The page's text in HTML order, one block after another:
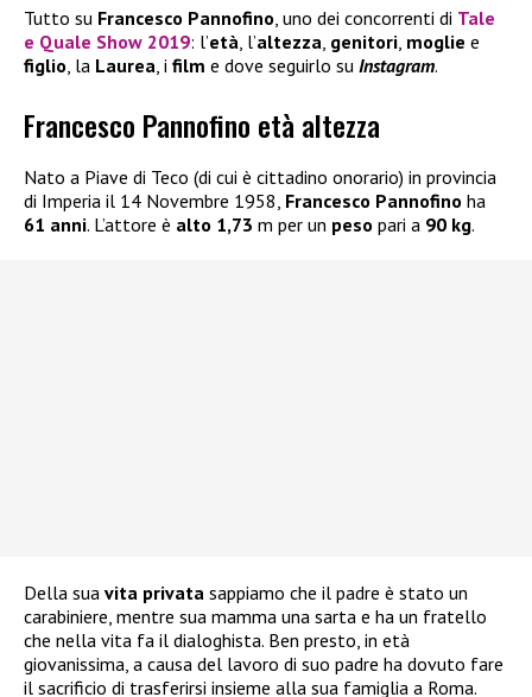
Tutto su Francesco Pannofino, uno dei concorrenti di Tale
e Quale Show 2019: l’età, l’altezza, genitori, moglie e
figlio, la Laurea, i film e dove seguirlo su Instagram.
Francesco Pannofino età altezza
Nato a Piave di Teco (di cui è cittadino onorario) in provincia
di Imperia il 14 Novembre 1958, Francesco Pannofino ha
61 anni. L’attore è alto 1,73 m per un peso pari a 90 kg.
Della sua vita privata sappiamo che il padre è stato un
carabiniere, mentre sua mamma una sarta e ha un fratello
che nella vita fa il dialoghista. Ben presto, in età
giovanissima, a causa del lavoro di suo padre ha dovuto fare
il sacrificio di trasferirsi insieme alla sua famiglia a Roma.